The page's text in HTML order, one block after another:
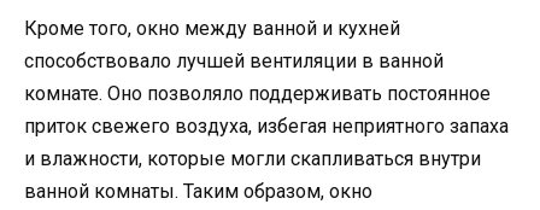
Кроме того, окно между ванной и кухней
способствовало лучшей вентиляции в ванной
комнате. Оно позволяло поддерживать постоянное
приток свежего воздуха, избегая неприятного запаха
и влажности, которые могли скапливаться внутри
ванной комнаты. Таким образом, окно